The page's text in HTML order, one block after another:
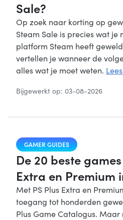
Sale?
Op zoek naar korting op
Steam Sale is precies wat
platform Steam heeft
vertellen je wanneer de
alles wat je moet weten.
Bijgewerkt op: 03-08-2026
GAMER GUIDES
De 20 beste
Extra en Premium
Met PS Plus Extra en
toegang tot honderden
Plus Game Catalogus. Maar